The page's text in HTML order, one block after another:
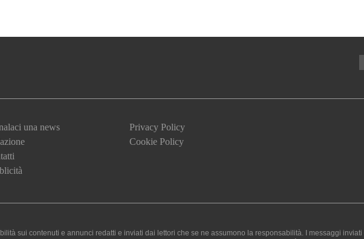
una news
Privacy Policy
Cookie Policy
sui contenuti e annunci redatti e inviati dai lettori che se ne assumono la responsabilità. I messaggi